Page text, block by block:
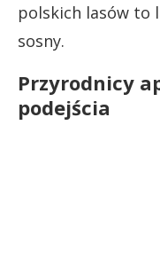
polskich lasów to
sosny.
Przyrodnicy
podejścia